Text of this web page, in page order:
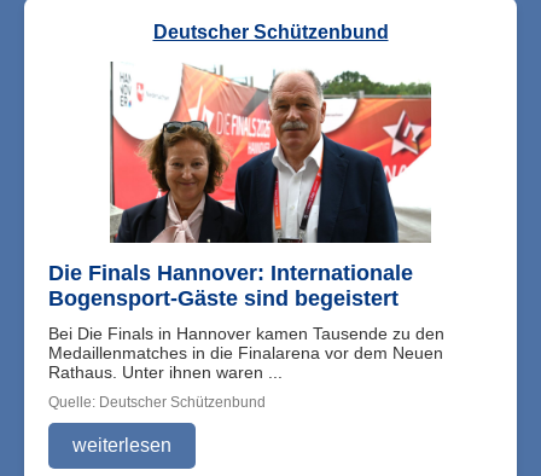
Deutscher Schützenbund
Die Finals Hannover: Internationale
Bogensport-Gäste sind begeistert
Bei Die Finals in Hannover kamen Tausende zu den
Medaillenmatches in die Finalarena vor dem Neuen
Rathaus. Unter ihnen waren ...
Quelle: Deutscher Schützenbund
weiterlesen